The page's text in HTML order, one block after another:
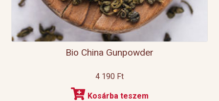
Bio China Gunpowder
4 190 Ft
Kosárba teszem